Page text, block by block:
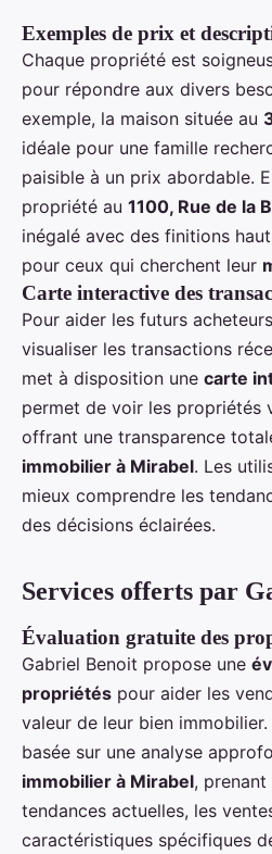
Exemples de prix et
Chaque propriété est
pour répondre aux divers
exemple, la maison située au
idéale pour une famille
paisible à un prix abordable.
propriété au 1100, Rue de la
inégalé avec des finitions
pour ceux qui cherchent leur
Carte interactive des
Pour aider les futurs
visualiser les transactions
met à disposition une carte
permet de voir les propriétés
offrant une transparence
immobilier à Mirabel. Les
mieux comprendre les
des décisions éclairées.
Services offerts par
Évaluation gratuite des
Gabriel Benoit propose une
propriétés pour aider les
valeur de leur bien
basée sur une analyse
immobilier à Mirabel,
tendances actuelles, les
caractéristiques spécifiques